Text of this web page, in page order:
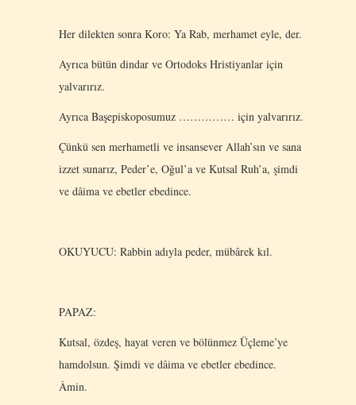
Her dilekten sonra Koro: Ya Rab, merhamet eyle, der.
Ayrıca bütün dindar ve Ortodoks Hristiyanlar için
yalvarırız.
Ayrıca Başepiskoposumuz …………… için yalvarırız.
Çünkü sen merhametli ve insansever Allah’sın ve sana
izzet sunarız, Peder’e, Oğul’a ve Kutsal Ruh’a, şimdi
ve dâima ve ebetler ebedince.
OKUYUCU: Rabbin adıyla peder, mübârek kıl.
PAPAZ:
Kutsal, özdeş, hayat veren ve bölünmez Üçleme’ye
hamdolsun. Şimdi ve dâima ve ebetler ebedince.
Âmin.